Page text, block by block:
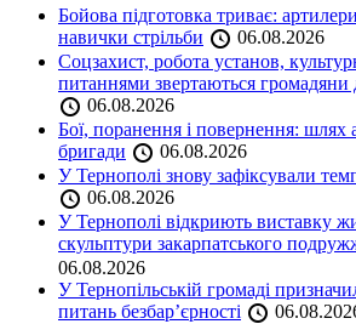
Бойова підготовка триває:
навички стрільби
06.08.2026
Соцзахист, робота установ,
питаннями звертаються громадяни
06.08.2026
Бої, поранення і повернення: шлях
бригади
06.08.2026
У Тернополі знову зафіксували
06.08.2026
У Тернополі відкриють виставку
скульптури закарпатського
06.08.2026
У Тернопільській громаді
питань безбар’єрності